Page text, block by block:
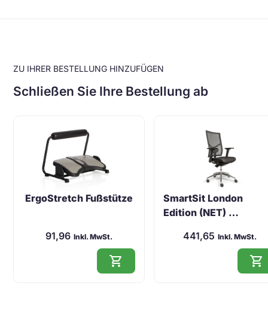
ZU IHRER BESTELLUNG HINZUFÜGEN
Schließen Sie Ihre Bestellung ab
ErgoStretch Fußstütze
91,96 Inkl. MwSt.
shopping_cart
SmartSit London
Edition (NET) …
441,65 Inkl. MwSt.
shopping_cart